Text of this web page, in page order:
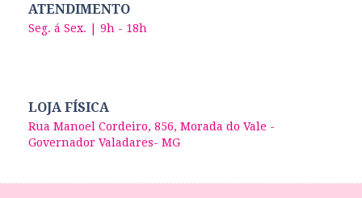
ATENDIMENTO
Seg. á Sex. | 9h - 18h
LOJA FÍSICA
Rua Manoel Cordeiro, 856, Morada do Vale -
Governador Valadares- MG